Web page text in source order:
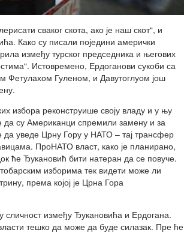
сваког скота, ако је наш скот“, и
Како су писали поједини амерички
између турског председника и његових
Истовремено, Ердоганови сукоби са
Фетулахом Гуленом, и Давутоглуом још
избора реконструише своју владу и у њу
да су Американци спремили замену и за
уведе Црну Гору у НАТО – тај трансфер
ПроНАТО власт, како је планирано,
ће Ђукановић бити натеран да се повуче.
изборима тек видети може ли
према којој је Црна Гора
између Ђукановића и Ердогана.
тешко да може да буде силазак. Пре ће